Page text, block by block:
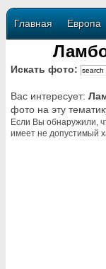
Главная Европа
Искать фото:
Вас интересует:
фото на эту
Если Вы обнаружили,
имеет не допустимый